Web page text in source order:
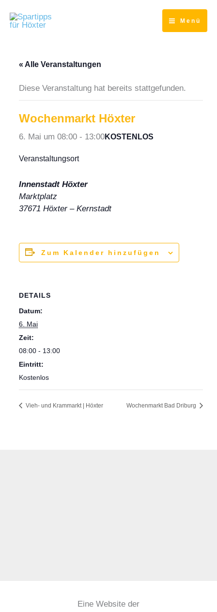
Inhalt
springen
Menü
« Alle Veranstaltungen
Diese Veranstaltung hat bereits stattgefunden.
Wochenmarkt Höxter
6. Mai um 08:00 - 13:00KOSTENLOS
Veranstaltungsort
Innenstadt Höxter
Marktplatz
37671Höxter– Kernstadt
Zum Kalender hinzufügen
DETAILS
Datum:
6. Mai
Zeit:
08:00 - 13:00
Eintritt:
Kostenlos
Vieh- und Krammarkt | Höxter Wochenmarkt Bad Driburg
Eine Website der